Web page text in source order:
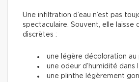
Une infiltration d’eau n’est pas
spectaculaire. Souvent, elle laisse
discrètes :
une légère décoloration au
une odeur d’humidité dans
une plinthe légèrement